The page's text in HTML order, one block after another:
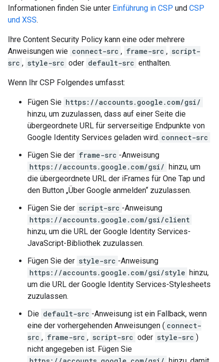
Informationen finden Sie unter Einführung in CSP und CSP
und XSS.
Ihre Content Security Policy kann eine oder mehrere
Anweisungen wie connect-src , frame-src , script-
src , style-src oder default-src enthalten.
Wenn Ihr CSP Folgendes umfasst:
Fügen Sie https://accounts.google.com/gsi/
hinzu, um zuzulassen, dass auf einer Seite die
übergeordnete URL für serverseitige Endpunkte von
Google Identity Services geladen wird. connect-src
Fügen Sie der frame-src -Anweisung
https://accounts.google.com/gsi/ hinzu, um
die übergeordnete URL der iFrames für One Tap und
den Button „Über Google anmelden“ zuzulassen.
Fügen Sie der script-src -Anweisung
https://accounts.google.com/gsi/client
hinzu, um die URL der Google Identity Services-
JavaScript-Bibliothek zuzulassen.
Fügen Sie der style-src -Anweisung
https://accounts.google.com/gsi/style hinzu,
um die URL der Google Identity Services-Stylesheets
zuzulassen.
Die default-src -Anweisung ist ein Fallback, wenn
eine der vorhergehenden Anweisungen ( connect-
src , frame-src , script-src oder style-src )
nicht angegeben ist. Fügen Sie